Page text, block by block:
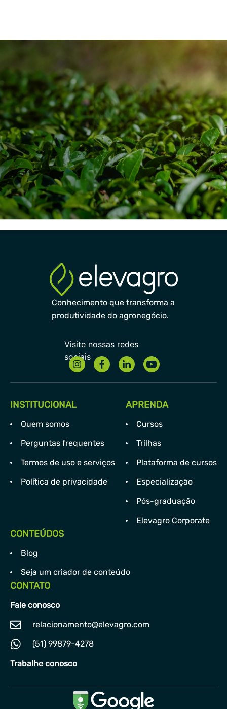
Conhecimento que transforma a
produtividade do agronegócio.
INSTITUCIONAL
Quem somos
Perguntas frequentes
Termos de uso e serviços
Política de privacidade
APRENDA
Cursos
Trilhas
Plataforma de cursos
Especialização
Pós-graduação
Elevagro Corporate
CONTEÚDOS
Blog
Seja um criador de conteúdo
CONTATO
Fale conosco
relacionamento@elevagro.com
(51) 99879-4278
Trabalhe conosco